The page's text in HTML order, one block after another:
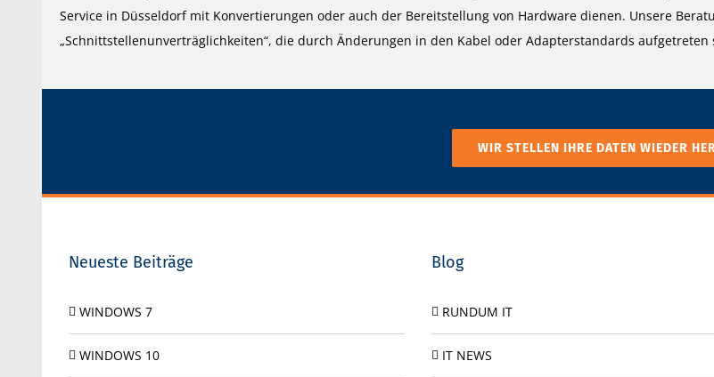
Service in Düsseldorf mit Konvertierungen oder auch der Bereitstellung von Hardware dienen. Unsere
„Schnittstellenunverträglichkeiten“, die durch Änderungen in den Kabel oder Adapterstandards aufgetreten
WIR STELLEN IHRE DATEN WIEDER
Neueste Beiträge
WINDOWS 7
WINDOWS 10
Blog
RUNDUM IT
IT NEWS